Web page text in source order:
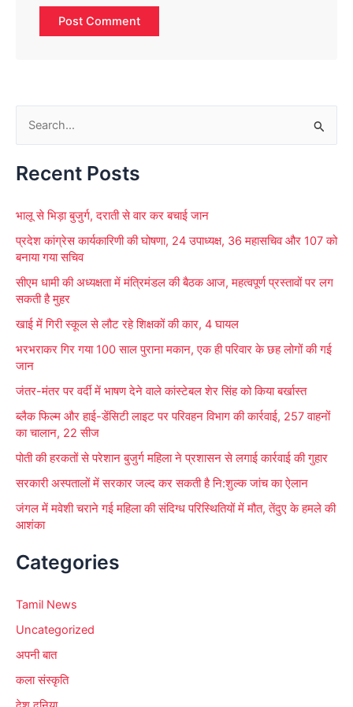
a
c
h
f
o
Recent Posts
भालू से भिड़ा बुजुर्ग, दराती से वार कर बचाई जान
प्रदेश कांग्रेस कार्यकारिणी की घोषणा, 24 उपाध्यक्ष, 36 महासचिव और 107 को
बनाया गया सचिव
सीएम धामी की अध्यक्षता में मंत्रिमंडल की बैठक आज, महत्वपूर्ण प्रस्तावों पर लग
सकती है मुहर
खाई में गिरी स्कूल से लौट रहे शिक्षकों की कार, 4 घायल
भरभराकर गिर गया 100 साल पुराना मकान, एक ही परिवार के छह लोगों की गई
जान
जंतर-मंतर पर वर्दी में भाषण देने वाले कांस्टेबल शेर सिंह को किया बर्खास्त
ब्लैक फिल्म और हाई-डेंसिटी लाइट पर परिवहन विभाग की कार्रवाई, 257 वाहनों
का चालान, 22 सीज
पोती की हरकतों से परेशान बुजुर्ग महिला ने प्रशासन से लगाई कार्रवाई की गुहार
सरकारी अस्पतालों में सरकार जल्द कर सकती है नि:शुल्क जांच का ऐलान
जंगल में मवेशी चराने गई महिला की संदिग्ध परिस्थितियों में मौत, तेंदुए के हमले की
आशंका
Categories
Tamil News
Uncategorized
अपनी बात
कला संस्कृति